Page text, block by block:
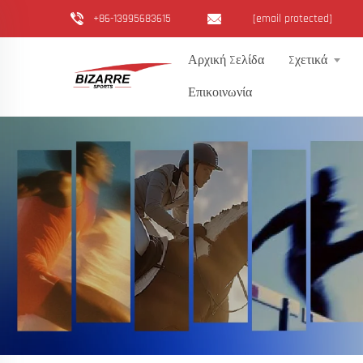
+86-13995683615 [email protected]
Αρχική Σελίδα
Σχετικά
Επικοινωνία